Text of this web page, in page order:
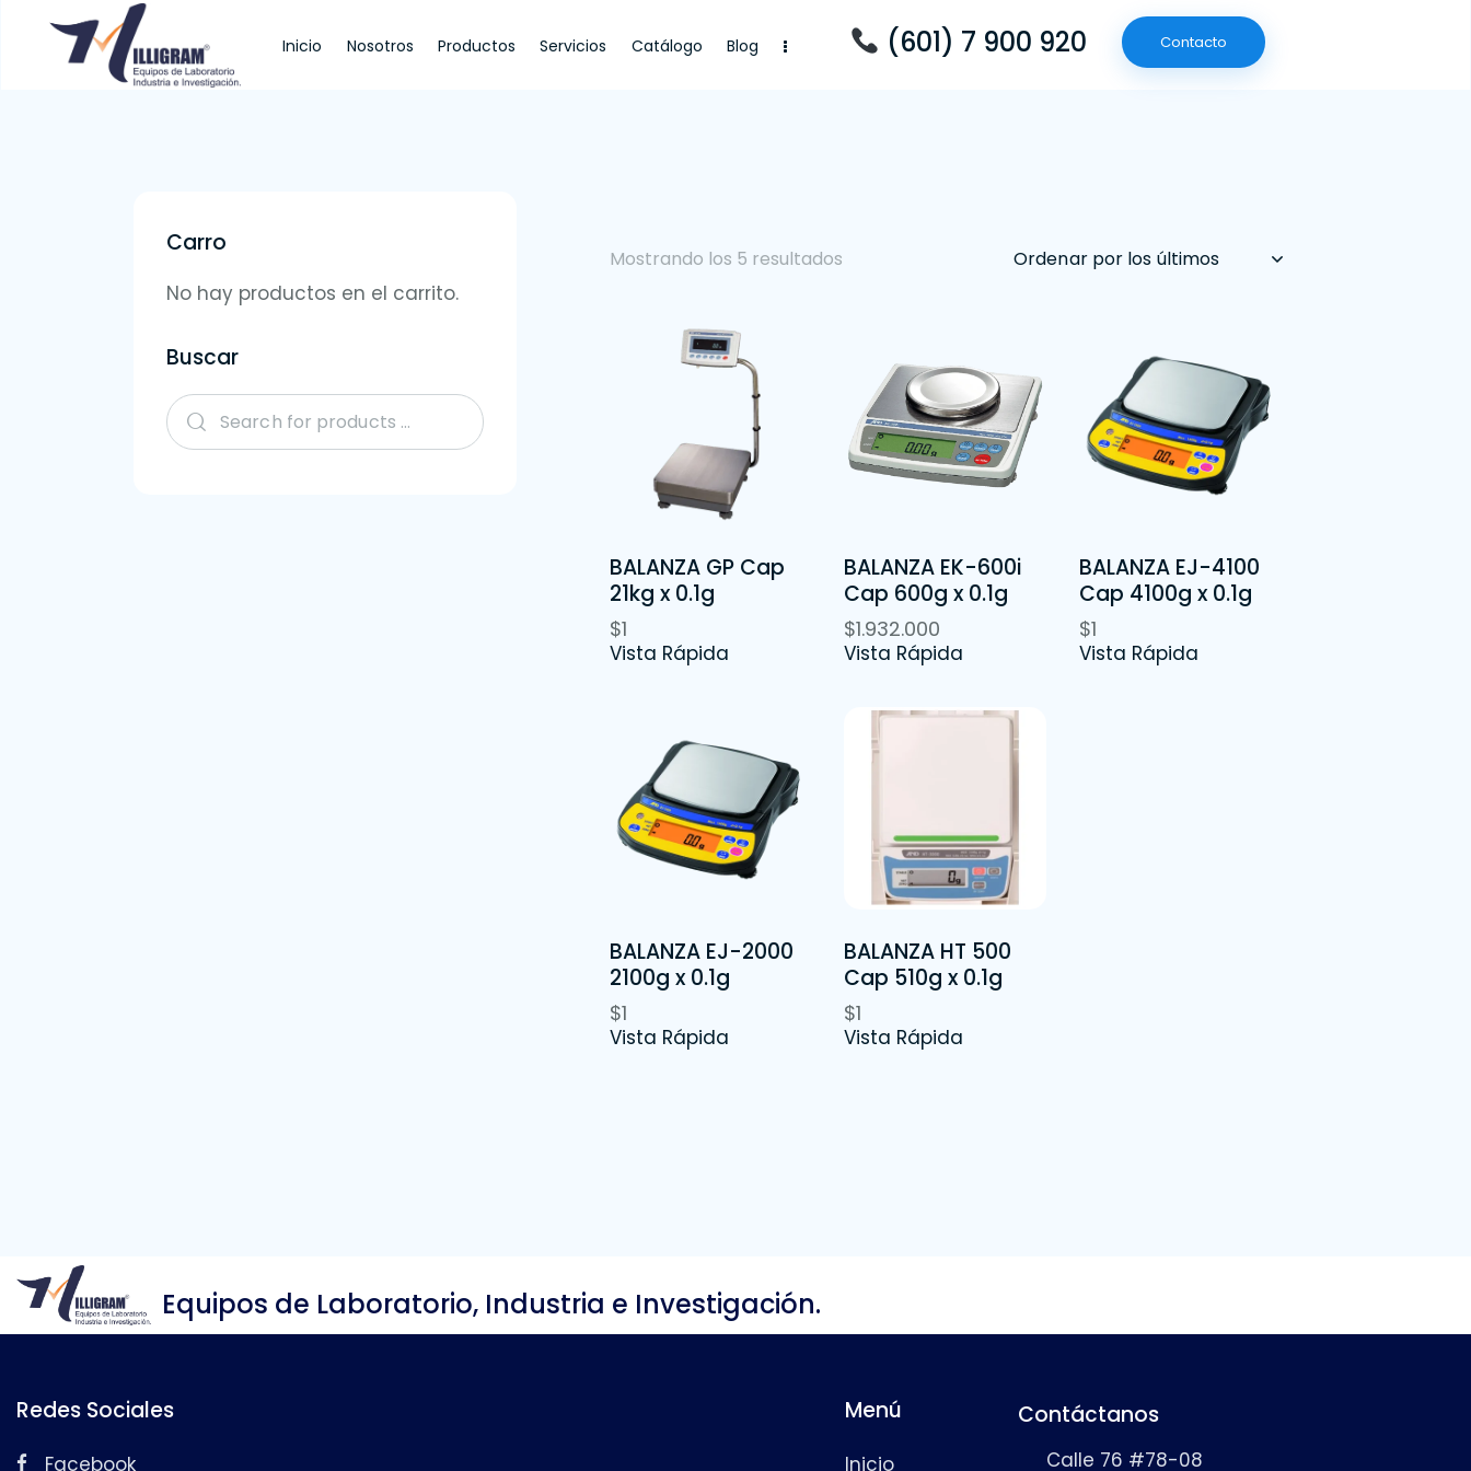
Inicio Nosotros Productos Servicios Catálogo Blog (601) 7 900 920 Contacto
Mostrando los 5 resultados
BALANZA GP Cap
21kg x 0.1g
$1
Vista Rápida
BALANZA EK-600i
Cap 600g x 0.1g
$1.932.000
Vista Rápida
BALANZA EJ-4100
Cap 4100g x 0.1g
$1
Vista Rápida
BALANZA EJ-2000
2100g x 0.1g
$1
Vista Rápida
BALANZA HT 500
Cap 510g x 0.1g
$1
Vista Rápida
Carro
No hay productos en el carrito.
Buscar
Equipos de Laboratorio, Industria e Investigación.
Redes Sociales
Facebook
Menú
Inicio
Contáctanos
Calle 76 #78-08